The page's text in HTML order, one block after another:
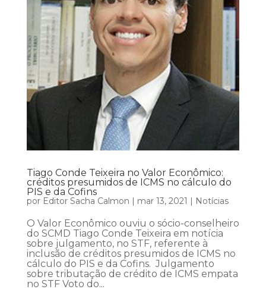
Tiago Conde Teixeira no Valor Econômico:
créditos presumidos de ICMS no cálculo do
PIS e da Cofins
por Editor Sacha Calmon | mar 13, 2021 | Notícias
O Valor Econômico ouviu o sócio-conselheiro
do SCMD Tiago Conde Teixeira em notícia
sobre julgamento, no STF, referente à
inclusão de créditos presumidos de ICMS no
cálculo do PIS e da Cofins. Julgamento
sobre tributação de crédito de ICMS empata
no STF Voto do...